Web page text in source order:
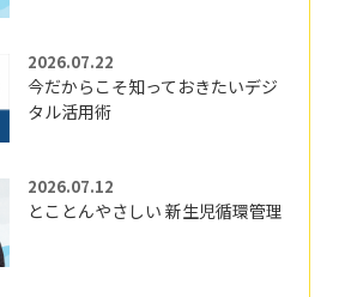
2026.07.22
今だからこそ知っておきたいデジ
タル活用術
2026.07.12
とことんやさしい 新生児循環管理